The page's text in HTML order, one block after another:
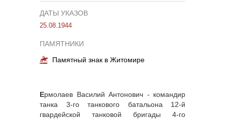
ДАТЫ УКАЗОВ
25.08.1944
ПАМЯТНИКИ
Памятный знак в Житомире
Ермолаев Василий Антонович - командир
танка 3-го танкового батальона 12-й
гвардейской танковой бригады 4-го